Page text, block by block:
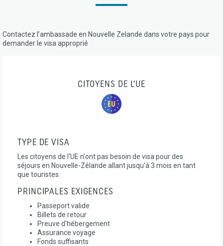
Contactez l’ambassade en Nouvelle Zelande dans votre pays pour
demander le visa approprié
CITOYENS DE L’UE
TYPE DE VISA
Les citoyens de l'UE n'ont pas besoin de visa pour des
séjours en Nouvelle-Zélande allant jusqu'à 3 mois en tant
que touristes.
PRINCIPALES EXIGENCES
Passeport valide
Billets de retour
Preuve d'hébergement
Assurance voyage
Fonds suffisants